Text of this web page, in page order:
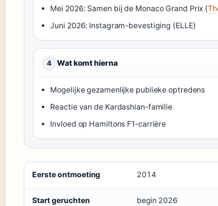
Mei 2026: Samen bij de Monaco Grand Prix (
Juni 2026: Instagram-bevestiging (ELLE)
4 Wat komt hierna
Mogelijke gezamenlijke publieke optredens
Reactie van de Kardashian-familie
Invloed op Hamiltons F1-carrière
Eerste ontmoeting 2014
Start geruchten begin 2026